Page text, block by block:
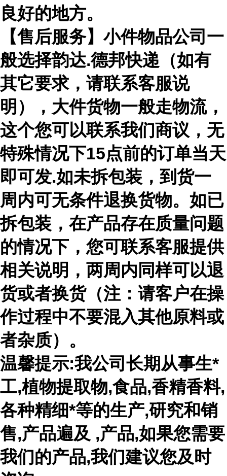
良好的地方。
【售后服务】小件物品公司一
般选择韵达.德邦快递（如有
其它要求，请联系客服说
明），大件货物一般走物流，
这个您可以联系我们商议，无
特殊情况下15点前的订单当天
即可发.如未拆包装，到货一
周内可无条件退换货物。如已
拆包装，在产品存在质量问题
的情况下，您可联系客服提供
相关说明，两周内同样可以退
货或者换货（注：请客户在操
作过程中不要混入其他原料或
者杂质）。
温馨提示:我公司长期从事生*
工,植物提取物,食品,香精香料,
各种精细*等的生产,研究和销
售,产品遍及 ,产品,如果您需要
我们的产品,我们建议您及时